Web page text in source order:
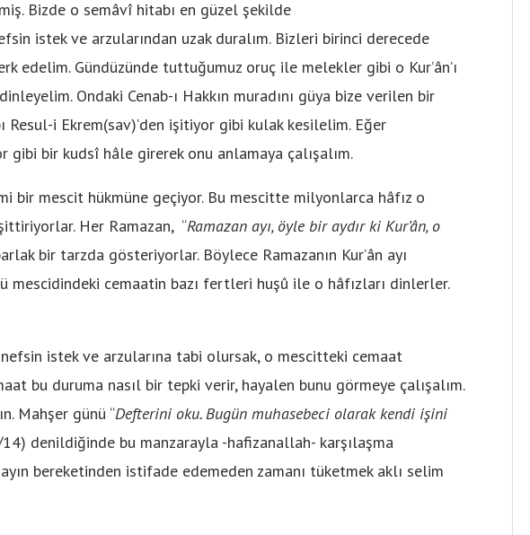
Bizde o semâvî hitabı en güzel şekilde
istek ve arzularından uzak duralım. Bizleri birinci derecede
edelim. Gündüzünde tuttuğumuz oruç ile melekler gibi o Kur’ân’ı
Ondaki Cenab-ı Hakkın muradını güya bize verilen bir
i Ekrem(sav)’den işitiyor gibi kulak kesilelim. Eğer
gibi bir kudsî hâle girerek onu anlamaya çalışalım.
bir mescit hükmüne geçiyor. Bu mescitte milyonlarca hâfız o
Her Ramazan, “Ramazan ayı, öyle bir aydır ki Kur’ân, o
bir tarzda gösteriyorlar. Böylece Ramazanın Kur’ân ayı
mescidindeki cemaatin bazı fertleri huşû ile o hâfızları dinlerler.
istek ve arzularına tabi olursak, o mescitteki cemaat
bu duruma nasıl bir tepki verir, hayalen bunu görmeye çalışalım.
Mahşer günü “Defterini oku. Bugün muhasebeci olarak kendi işini
denildiğinde bu manzarayla -hafizanallah- karşılaşma
bereketinden istifade edemeden zamanı tüketmek aklı selim